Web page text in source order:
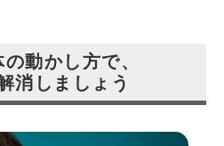
動かし方で、
消しましょう